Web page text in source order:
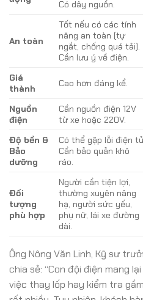
Có dây nguồn.
An toàn
Tốt nếu có các tính
năng an toàn (tự
ngắt, chống quá tải).
Cần lưu ý về điện.
Giá
thành
Cao hơn đáng kể.
Nguồn
điện
Cần nguồn điện 12V
từ xe hoặc 220V.
Độ bền &
Bảo
dưỡng
Có thể gặp lỗi điện
Cần bảo quản khô
ráo.
Đối
tượng
phù hợp
Người cần tiện lợi,
thường xuyên nâng
hạ, người sức yếu,
phụ nữ, lái xe đường
dài.
Ông Nông Văn Linh, Kỹ sư
chia sẻ: “Con đội điện mang
việc thay lốp hay kiểm tra